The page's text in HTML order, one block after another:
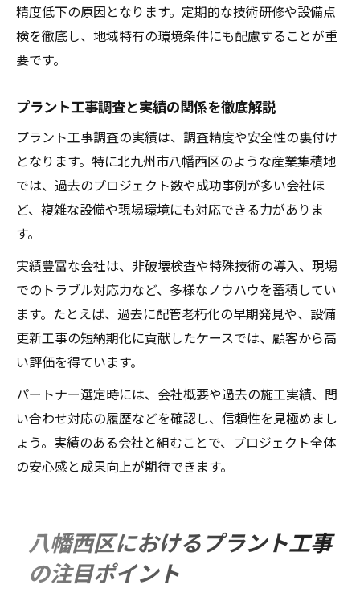
精度低下の原因となります。定期的な技術研修や設備点
検を徹底し、地域特有の環境条件にも配慮することが重
要です。
プラント工事調査と実績の関係を徹底解説
プラント工事調査の実績は、調査精度や安全性の裏付け
となります。特に北九州市八幡西区のような産業集積地
では、過去のプロジェクト数や成功事例が多い会社ほ
ど、複雑な設備や現場環境にも対応できる力がありま
す。
実績豊富な会社は、非破壊検査や特殊技術の導入、現場
でのトラブル対応力など、多様なノウハウを蓄積してい
ます。たとえば、過去に配管老朽化の早期発見や、設備
更新工事の短納期化に貢献したケースでは、顧客から高
い評価を得ています。
パートナー選定時には、会社概要や過去の施工実績、問
い合わせ対応の履歴などを確認し、信頼性を見極めまし
ょう。実績のある会社と組むことで、プロジェクト全体
の安心感と成果向上が期待できます。
八幡西区におけるプラント工事
の注目ポイント